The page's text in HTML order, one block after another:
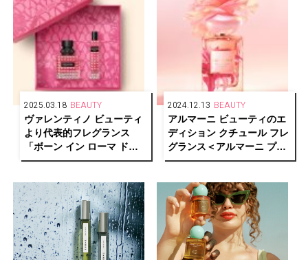
2025.03.18 BEAUTY
ヴァレンティノ ビューティ
より代表的フレグランス
「ボーン イン ローマ ドン
ナ」の限定セットがトワル
たBOXで登場
2024.12.13 BEAUTY
アルマーニ ビューティのエ
ディション クチュール フレ
グランス＜アルマーニ プリ
ヴェ オートクチュール アン